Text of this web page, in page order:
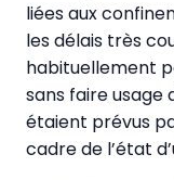
liées aux
les délais très
habituellement
sans faire usage
étaient prévus
cadre de l’état